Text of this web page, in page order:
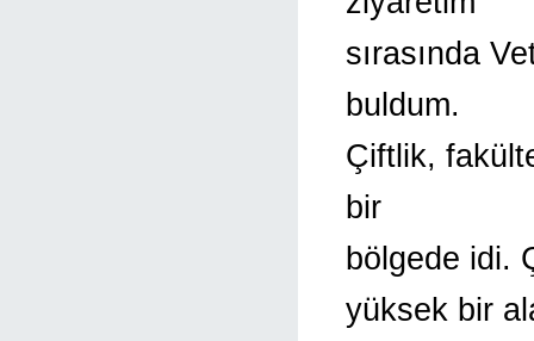
sırasında
buldum.
Çiftlik,
bir
bölgede idi.
yüksek bir